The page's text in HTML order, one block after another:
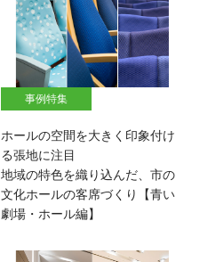
事例特集
ホールの空間を大きく印象付け
る張地に注目
地域の特色を織り込んだ、市の
文化ホールの客席づくり【青い
劇場・ホール編】